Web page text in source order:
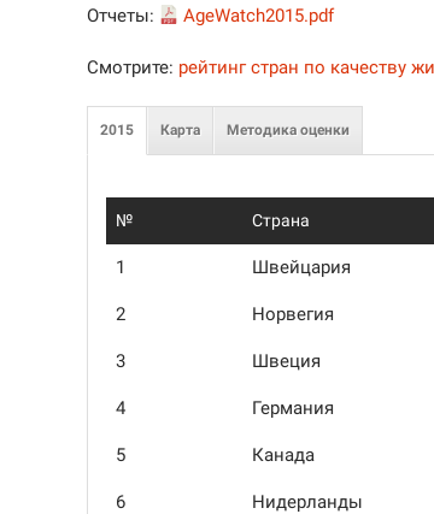
Отчеты: AgeWatch2015.pdf
Смотрите: рейтинг стран по качеству
2015 Карта Методика оценки
№ Страна
1 Швейцария
2 Норвегия
3 Швеция
4 Германия
5 Канада
6 Нидерланды